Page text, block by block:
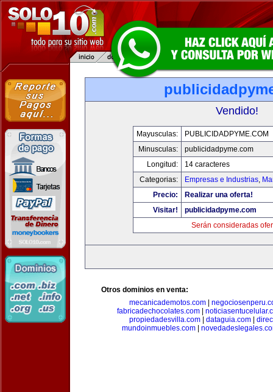
Vendido!
Mayusculas:
PUBLICIDADPYME.COM
Minusculas:
publicidadpyme.com
Longitud:
14 caracteres
Categorias:
Empresas e Industrias,
Precio:
Realizar una oferta!
Visitar!
publicidadpyme.com
Serán consideradas
Otros dominios en venta:
mecanicademotos.com|
fabricadechocolates.com|
propiedadesvilla.com| dataguia.com|
mundoinmuebles.com